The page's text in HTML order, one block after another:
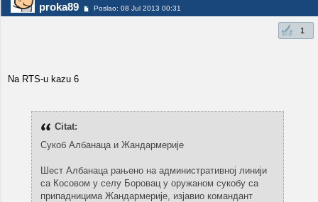
proka89 Poslao: 08 Jul 2013 00:31
1
Na RTS-u kazu 6
Citat:
Сукоб Албанаца и Жандармерије
Шест Албанаца рањено на административној линији
са Косовом у селу Боровац у оружаном сукобу са
припадницима Жандармерије, изјавио командант